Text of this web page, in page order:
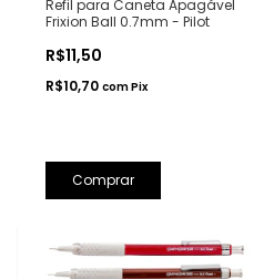
Refil para Caneta Apagável
Frixion Ball 0.7mm - Pilot
R$11,50
R$10,70 comPix
Comprar